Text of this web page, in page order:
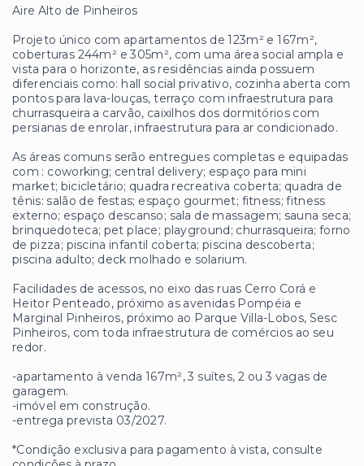
Aire Alto de Pinheiros
Projeto único com apartamentos de 123m² e 167m²,
coberturas 244m² e 305m², com uma área social ampla e
vista para o horizonte, as residências ainda possuem
diferenciais como: hall social privativo, cozinha aberta com
pontos para lava-louças, terraço com infraestrutura para
churrasqueira a carvão, caixilhos dos dormitórios com
persianas de enrolar, infraestrutura para ar condicionado.
As áreas comuns serão entregues completas e equipadas
com : coworking; central delivery; espaço para mini
market; bicicletário; quadra recreativa coberta; quadra de
tênis: salão de festas; espaço gourmet; fitness; fitness
externo; espaço descanso; sala de massagem; sauna seca;
brinquedoteca; pet place; playground; churrasqueira; forno
de pizza; piscina infantil coberta; piscina descoberta;
piscina adulto; deck molhado e solarium.
Facilidades de acessos, no eixo das ruas Cerro Corá e
Heitor Penteado, próximo as avenidas Pompéia e
Marginal Pinheiros, próximo ao Parque Villa-Lobos, Sesc
Pinheiros, com toda infraestrutura de comércios ao seu
redor.
-apartamento à venda 167m², 3 suítes, 2 ou 3 vagas de
garagem.
-imóvel em construção.
-entrega prevista 03/2027.
*Condição exclusiva para pagamento à vista, consulte